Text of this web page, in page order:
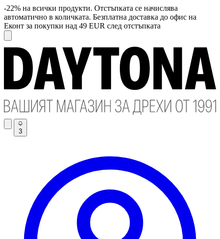
-22% на всички продукти. Отстъпката се начислява
автоматично в количката. Безплатна доставка до офис на
Еконт за покупки над 49 EUR след отстъпката
3